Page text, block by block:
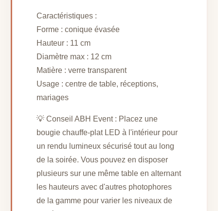
Caractéristiques :
Forme : conique évasée
Hauteur : 11 cm
Diamètre max : 12 cm
Matière : verre transparent
Usage : centre de table, réceptions,
mariages
💡 Conseil ABH Event : Placez une
bougie chauffe-plat LED à l'intérieur pour
un rendu lumineux sécurisé tout au long
de la soirée. Vous pouvez en disposer
plusieurs sur une même table en alternant
les hauteurs avec d'autres photophores
de la gamme pour varier les niveaux de